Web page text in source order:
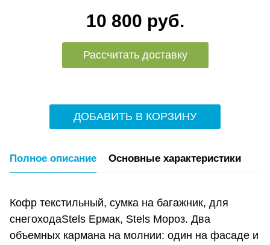
10 800 руб.
Рассчитать доставку
ДОБАВИТЬ В КОРЗИНУ
Полное описание Основные характеристики
Кофр текстильный, сумка на багажник, для
снегоходаStels Ермак, Stels Мороз. Два
объемных кармана на молнии: один на фасаде и